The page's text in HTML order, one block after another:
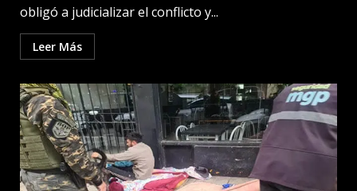
obligó a judicializar el conflicto y...
Leer Más